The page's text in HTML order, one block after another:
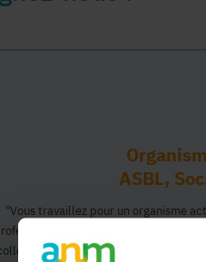
ASBL,
"Vous travaillez pour un organisme
vous permettant
pourront créer leur propre